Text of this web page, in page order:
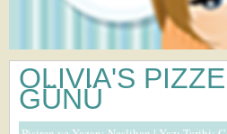
OLIVIA'S
GÜNÜ